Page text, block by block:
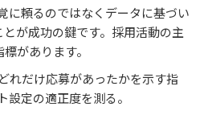
に頼るのではなくデータに基づい
が成功の鍵です。採用活動の主
があります。
れだけ応募があったかを示す指
定の適正度を測る。